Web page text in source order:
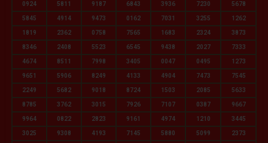
0924 5811 9187 6843 3936 7230 5678
5845 4914 9473 0162 7031 3255 1262
1819 2362 0758 7565 1683 2324 3873
8346 2408 5523 6545 9438 2027 7333
4674 8511 7998 3405 0047 0495 1273
9651 5906 8249 4133 4904 7473 7545
2249 5682 9018 8724 1503 2085 5633
8785 3762 3015 7926 7107 0387 9667
9964 0822 2823 9161 4974 1210 3445
3025 9308 4193 7145 5880 5099 2373